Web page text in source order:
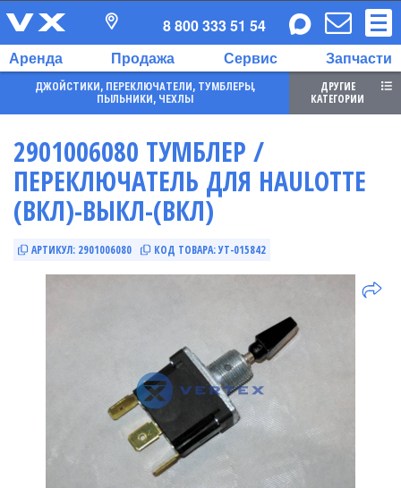
Аренда Продажа Сервис Запчасти
8 800 333 51 54
ДЖОЙСТИКИ, ПЕРЕКЛЮЧАТЕЛИ, ТУМБЛЕРЫ,
ПЫЛЬНИКИ, ЧЕХЛЫ
ДРУГИЕ
КАТЕГОРИИ
2901006080 ТУМБЛЕР /
ПЕРЕКЛЮЧАТЕЛЬ ДЛЯ HAULOTTE
(ВКЛ)-ВЫКЛ-(ВКЛ)
АРТИКУЛ: 2901006080 КОД ТОВАРА:УТ-015842